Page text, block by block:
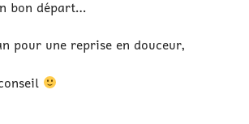
bon départ…
pour une reprise en douceur,